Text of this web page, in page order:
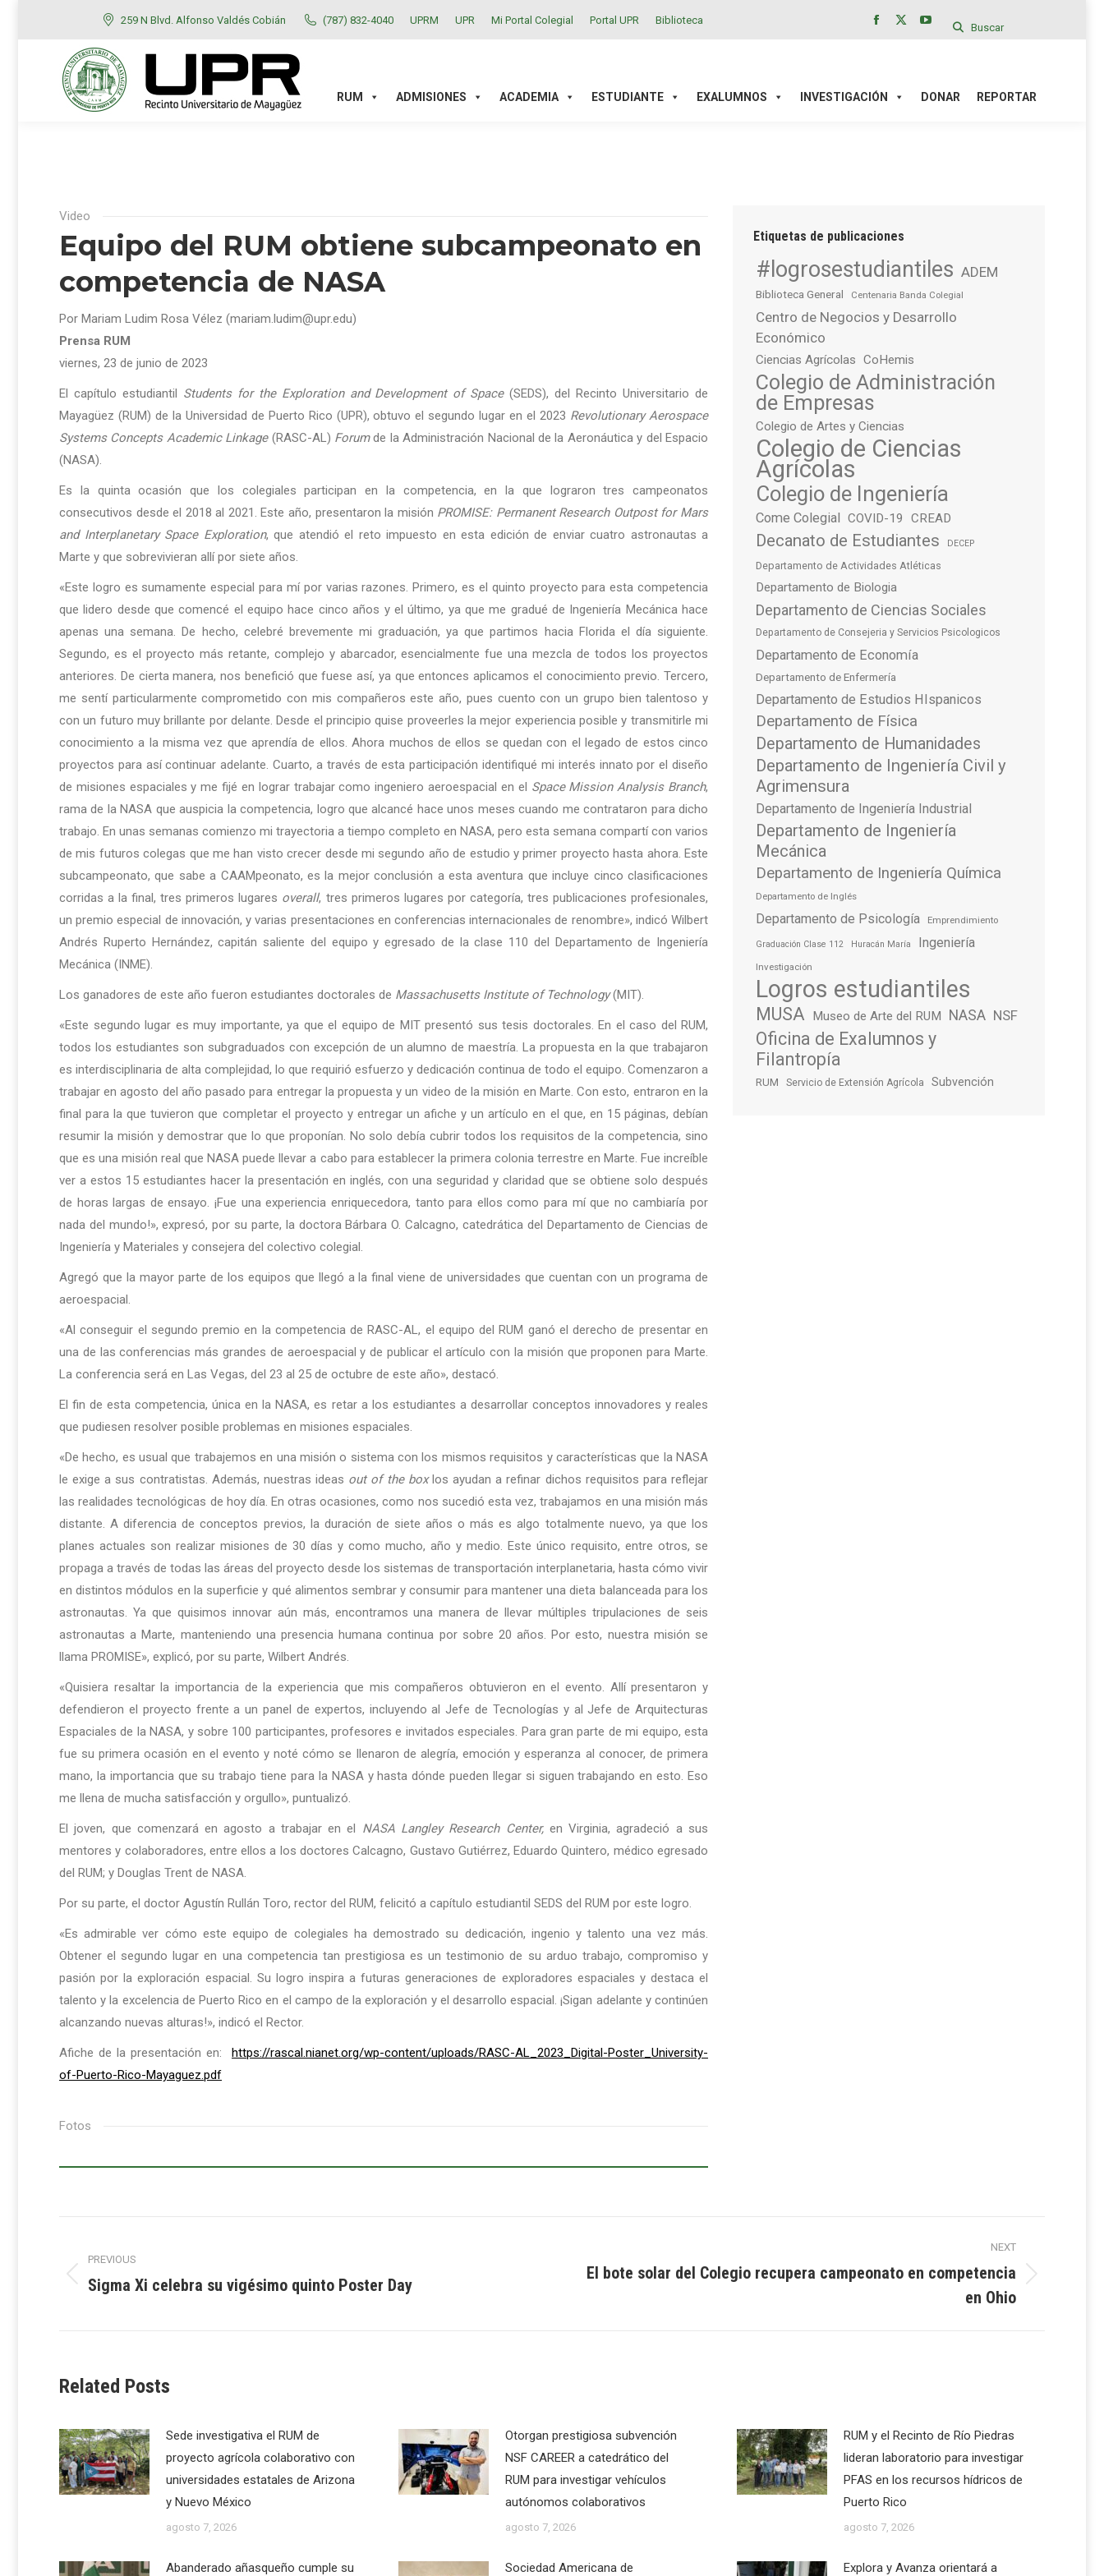
259 N Blvd. Alfonso Valdés Cobián (787) 832-4040 UPRM UPR Mi Portal Colegial Portal UPR Biblioteca
in
in
YouTube
in
Buscar
RUM ADMISIONES ACADEMIA ESTUDIANTE EXALUMNOS INVESTIGACIÓN DONAR REPORTAR
Video
Equipo del RUM obtiene subcampeonato en
competencia de NASA
Por Mariam Ludim Rosa Vélez (mariam.ludim@upr.edu)
Prensa RUM
viernes, 23 de junio de 2023
El capítulo estudiantil Students for the Exploration and Development of Space(SEDS), del Recinto Universitario de
Mayagüez (RUM) de la Universidad de Puerto Rico (UPR), obtuvo el segundo lugar en el 2023 Revolutionary Aerospace
Systems Concepts Academic Linkage (RASC-AL) Forumde la Administración Nacional de la Aeronáutica y del Espacio
(NASA).
Es la quinta ocasión que los colegiales participan en la competencia, en la que lograron tres campeonatos
consecutivos desde el 2018 al 2021. Este año, presentaron la misión PROMISE: Permanent Research Outpost for Mars
and Interplanetary Space Exploration, que atendió el reto impuesto en esta edición de enviar cuatro astronautas a
Marte y que sobrevivieran allí por siete años.
«Este logro es sumamente especial para mí por varias razones. Primero, es el quinto proyecto para esta competencia
que lidero desde que comencé el equipo hace cinco años y el último, ya que me gradué de Ingeniería Mecánica hace
apenas una semana. De hecho, celebré brevemente mi graduación, ya que partimos hacia Florida el día siguiente.
Segundo, es el proyecto más retante, complejo y abarcador, esencialmente fue una mezcla de todos los proyectos
anteriores. De cierta manera, nos benefició que fuese así, ya que entonces aplicamos el conocimiento previo. Tercero,
me sentí particularmente comprometido con mis compañeros este año, pues cuento con un grupo bien talentoso y
con un futuro muy brillante por delante. Desde el principio quise proveerles la mejor experiencia posible y transmitirle mi
conocimiento a la misma vez que aprendía de ellos. Ahora muchos de ellos se quedan con el legado de estos cinco
proyectos para así continuar adelante. Cuarto, a través de esta participación identifiqué mi interés innato por el diseño
de misiones espaciales y me fijé en lograr trabajar como ingeniero aeroespacial en el Space Mission Analysis Branch,
rama de la NASA que auspicia la competencia, logro que alcancé hace unos meses cuando me contrataron para dicho
trabajo. En unas semanas comienzo mi trayectoria a tiempo completo en NASA, pero esta semana compartí con varios
de mis futuros colegas que me han visto crecer desde mi segundo año de estudio y primer proyecto hasta ahora. Este
subcampeonato, que sabe a CAAMpeonato, es la mejor conclusión a esta aventura que incluye cinco clasificaciones
corridas a la final, tres primeros lugares overall, tres primeros lugares por categoría, tres publicaciones profesionales,
un premio especial de innovación, y varias presentaciones en conferencias internacionales de renombre», indicó Wilbert
Andrés Ruperto Hernández, capitán saliente del equipo y egresado de la clase 110 del Departamento de Ingeniería
Mecánica (INME).
Los ganadores de este año fueron estudiantes doctorales de Massachusetts Institute of Technology(MIT).
«Este segundo lugar es muy importante, ya que el equipo de MIT presentó sus tesis doctorales. En el caso del RUM,
todos los estudiantes son subgraduados con excepción de un alumno de maestría. La propuesta en la que trabajaron
es interdisciplinaria de alta complejidad, lo que requirió esfuerzo y dedicación continua de todo el equipo. Comenzaron a
trabajar en agosto del año pasado para entregar la propuesta y un video de la misión en Marte. Con esto, entraron en la
final para la que tuvieron que completar el proyecto y entregar un afiche y un artículo en el que, en 15 páginas, debían
resumir la misión y demostrar que lo que proponían. No solo debía cubrir todos los requisitos de la competencia, sino
que es una misión real que NASA puede llevar a cabo para establecer la primera colonia terrestre en Marte. Fue increíble
ver a estos 15 estudiantes hacer la presentación en inglés, con una seguridad y claridad que se obtiene solo después
de horas largas de ensayo. ¡Fue una experiencia enriquecedora, tanto para ellos como para mí que no cambiaría por
nada del mundo!», expresó, por su parte, la doctora Bárbara O. Calcagno, catedrática del Departamento de Ciencias de
Ingeniería y Materiales y consejera del colectivo colegial.
Agregó que la mayor parte de los equipos que llegó a la final viene de universidades que cuentan con un programa de
aeroespacial.
«Al conseguir el segundo premio en la competencia de RASC-AL, el equipo del RUM ganó el derecho de presentar en
una de las conferencias más grandes de aeroespacial y de publicar el artículo con la misión que proponen para Marte.
La conferencia será en Las Vegas, del 23 al 25 de octubre de este año», destacó.
El fin de esta competencia, única en la NASA, es retar a los estudiantes a desarrollar conceptos innovadores y reales
que pudiesen resolver posible problemas en misiones espaciales.
«De hecho, es usual que trabajemos en una misión o sistema con los mismos requisitos y características que la NASA
le exige a sus contratistas. Además, nuestras ideas out of the boxlos ayudan a refinar dichos requisitos para reflejar
las realidades tecnológicas de hoy día. En otras ocasiones, como nos sucedió esta vez, trabajamos en una misión más
distante. A diferencia de conceptos previos, la duración de siete años o más es algo totalmente nuevo, ya que los
planes actuales son realizar misiones de 30 días y como mucho, año y medio. Este único requisito, entre otros, se
propaga a través de todas las áreas del proyecto desde los sistemas de transportación interplanetaria, hasta cómo vivir
en distintos módulos en la superficie y qué alimentos sembrar y consumir para mantener una dieta balanceada para los
astronautas. Ya que quisimos innovar aún más, encontramos una manera de llevar múltiples tripulaciones de seis
astronautas a Marte, manteniendo una presencia humana continua por sobre 20 años. Por esto, nuestra misión se
llama PROMISE», explicó, por su parte, Wilbert Andrés.
«Quisiera resaltar la importancia de la experiencia que mis compañeros obtuvieron en el evento. Allí presentaron y
defendieron el proyecto frente a un panel de expertos, incluyendo al Jefe de Tecnologías y al Jefe de Arquitecturas
Espaciales de la NASA, y sobre 100 participantes, profesores e invitados especiales. Para gran parte de mi equipo, esta
fue su primera ocasión en el evento y noté cómo se llenaron de alegría, emoción y esperanza al conocer, de primera
mano, la importancia que su trabajo tiene para la NASA y hasta dónde pueden llegar si siguen trabajando en esto. Eso
me llena de mucha satisfacción y orgullo», puntualizó.
El joven, que comenzará en agosto a trabajar en el NASA Langley Research Center, en Virginia, agradeció a sus
mentores y colaboradores, entre ellos a los doctores Calcagno, Gustavo Gutiérrez, Eduardo Quintero, médico egresado
del RUM; y Douglas Trent de NASA.
Por su parte, el doctor Agustín Rullán Toro, rector del RUM, felicitó a capítulo estudiantil SEDS del RUM por este logro.
«Es admirable ver cómo este equipo de colegiales ha demostrado su dedicación, ingenio y talento una vez más.
Obtener el segundo lugar en una competencia tan prestigiosa es un testimonio de su arduo trabajo, compromiso y
pasión por la exploración espacial. Su logro inspira a futuras generaciones de exploradores espaciales y destaca el
talento y la excelencia de Puerto Rico en el campo de la exploración y el desarrollo espacial. ¡Sigan adelante y continúen
alcanzando nuevas alturas!», indicó el Rector.
Afiche de la presentación en: https://rascal.nianet.org/wp-content/uploads/RASC-AL_2023_Digital-Poster_University-
of-Puerto-Rico-Mayaguez.pdf
Fotos
Etiquetas de publicaciones
#logrosestudiantiles ADEM
Biblioteca General Centenaria Banda Colegial
Centro de Negocios y Desarrollo
Económico
Ciencias Agrícolas CoHemis
Colegio de Administración
de Empresas
Colegio de Artes y Ciencias
Colegio de Ciencias
Agrícolas
Colegio de Ingeniería
Come Colegial COVID-19 CREAD
Decanato de Estudiantes DECEP
Departamento de Actividades Atléticas
Departamento de Biologia
Departamento de Ciencias Sociales
Departamento de Consejeria y Servicios Psicologicos
Departamento de Economía
Departamento de Enfermería
Departamento de Estudios HIspanicos
Departamento de Física
Departamento de Humanidades
Departamento de Ingeniería Civil y
Agrimensura
Departamento de Ingeniería Industrial
Departamento de Ingeniería
Mecánica
Departamento de Ingeniería Química
Departamento de Inglés
Departamento de Psicología Emprendimiento
Graduación Clase 112 Huracán María Ingeniería
Investigación
Logros estudiantiles
MUSA Museo de Arte del RUM NASA NSF
Oficina de Exalumnos y
Filantropía
RUM Servicio de Extensión Agrícola Subvención
navigation
PREVIOUS
Previous
Sigma Xi celebra su vigésimo quinto Poster Day
NEXT
El bote solar del Colegio recupera campeonato en competencia
en Ohio
Related Posts
Sede investigativa el RUM de
proyecto agrícola colaborativo con
universidades estatales de Arizona
y Nuevo México
agosto 7, 2026
Otorgan prestigiosa subvención
NSF CAREER a catedrático del
RUM para investigar vehículos
autónomos colaborativos
agosto 7, 2026
RUM y el Recinto de Río Piedras
lideran laboratorio para investigar
PFAS en los recursos hídricos de
Puerto Rico
agosto 7, 2026
Abanderado añasqueño cumple su Sociedad Americana de Explora y Avanza orientará a
RUM ADMISIONES